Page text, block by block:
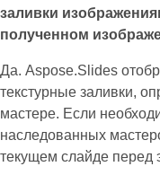
заливки
полученном
Да. Aspose.Slides
текстурные заливки,
мастере. Если
наследованных
текущем слайде перед